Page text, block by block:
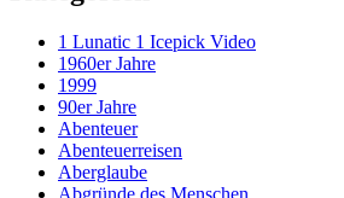
1 Lunatic 1 Icepick Video
1960er Jahre
1999
90er Jahre
Abenteuer
Abenteuerreisen
Aberglaube
Abgründe des Menschen